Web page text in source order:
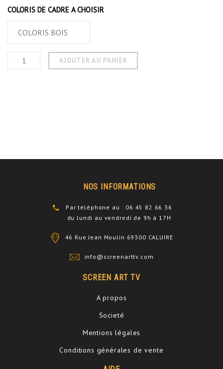
COLORIS DE CADRE A CHOISIR
AJOUTER AU PANIER
NOS INFORMATIONS
Par téléphone au : 06 45 82 66 36
du lundi au vendredi de 9h à 17H
46 Rue Jean Moulin 69300 CALUIRE
info@screenarttv.com
SCREEN ART TV
A propos
Societé
Mentions légales
Conditions générales de vente